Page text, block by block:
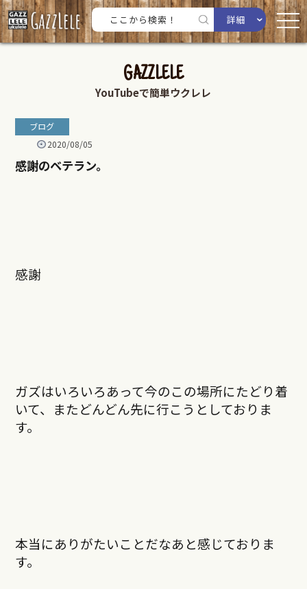
詳細
GAZZLELE
YouTubeで簡単ウクレレ
ブログ
2020/08/05
感謝のベテラン。
感謝
ガズはいろいろあって今のこの場所にたどり着
いて、またどんどん先に行こうとしておりま
す。
本当にありがたいことだなあと感じておりま
す。